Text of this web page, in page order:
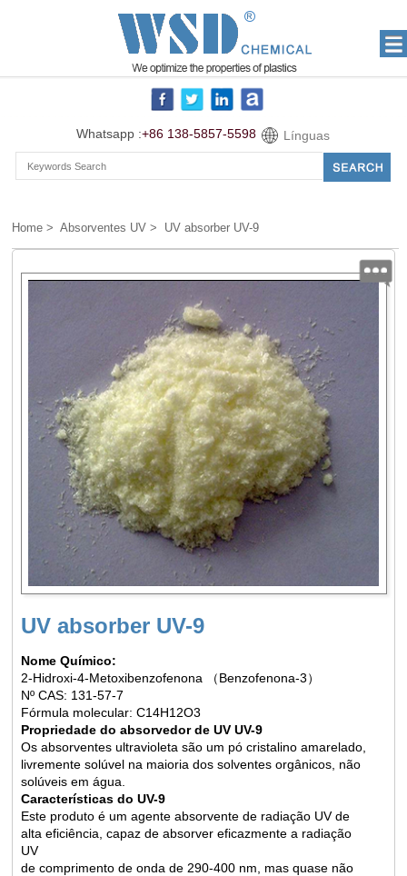
Whatsapp :+86 138-5857-5598 Línguas
Home >Absorventes UV > UV absorber UV-9
UV absorber UV-9
Nome Químico:
2-Hidroxi-4-Metoxibenzofenona （Benzofenona-3）
Nº CAS: 131-57-7
Fórmula molecular: C14H12O3
Propriedade do absorvedor de UV UV-9
Os absorventes ultravioleta são um pó cristalino amarelado,
livremente solúvel na maioria dos solventes orgânicos, não
solúveis em água.
Características do UV-9
Este produto é um agente absorvente de radiação UV de
alta eficiência, capaz de absorver eficazmente a radiação
UV
de comprimento de onda de 290-400 nm, mas quase não